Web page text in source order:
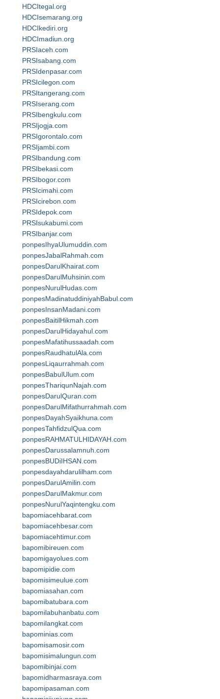
HDCItegal.org
HDCIsemarang.org
HDCIkediri.org
HDCImadiun.org
PRSIaceh.com
PRSIsabang.com
PRSIdenpasar.com
PRSIcilegon.com
PRSItangerang.com
PRSIserang.com
PRSIbengkulu.com
PRSIjogja.com
PRSIgorontalo.com
PRSIjambi.com
PRSIbandung.com
PRSIbekasi.com
PRSIbogor.com
PRSIcimahi.com
PRSIcirebon.com
PRSIdepok.com
PRSIsukabumi.com
PRSIbanjar.com
ponpesIhyaUlumuddin.com
ponpesJabalRahmah.com
ponpesDarulKhairat.com
ponpesDarulMuhsinin.com
ponpesNurulHudas.com
ponpesMadinatuddiniyahBabul.com
ponpesInsanMadani.com
ponpesBaitilHikmah.com
ponpesDarulHidayahul.com
ponpesMafatihussaadah.com
ponpesRaudhatulAla.com
ponpesLiqaurrahmah.com
ponpesBabulUlum.com
ponpesThariqunNajah.com
ponpesDarulQuran.com
ponpesDarulMifathurrahmah.com
ponpesDayahSyaikhuna.com
ponpesTahfidzulQua.com
ponpesRAHMATULHIDAYAH.com
ponpesDarussalamnuh.com
ponpesBUDiIHSAN.com
ponpesdayahdarulilham.com
ponpesDarulAmilin.com
ponpesDarulMakmur.com
ponpesNurulYaqintengku.com
bapomiacehbarat.com
bapomiacehbesar.com
bapomiacehtimur.com
bapomibireuen.com
bapomigayolues.com
bapomipidie.com
bapomisimeulue.com
bapomiasahan.com
bapomibatubara.com
bapomilabuhanbatu.com
bapomilangkat.com
bapominias.com
bapomisamosir.com
bapomisimalungun.com
bapomibinjai.com
bapomidharmasraya.com
bapomipasaman.com